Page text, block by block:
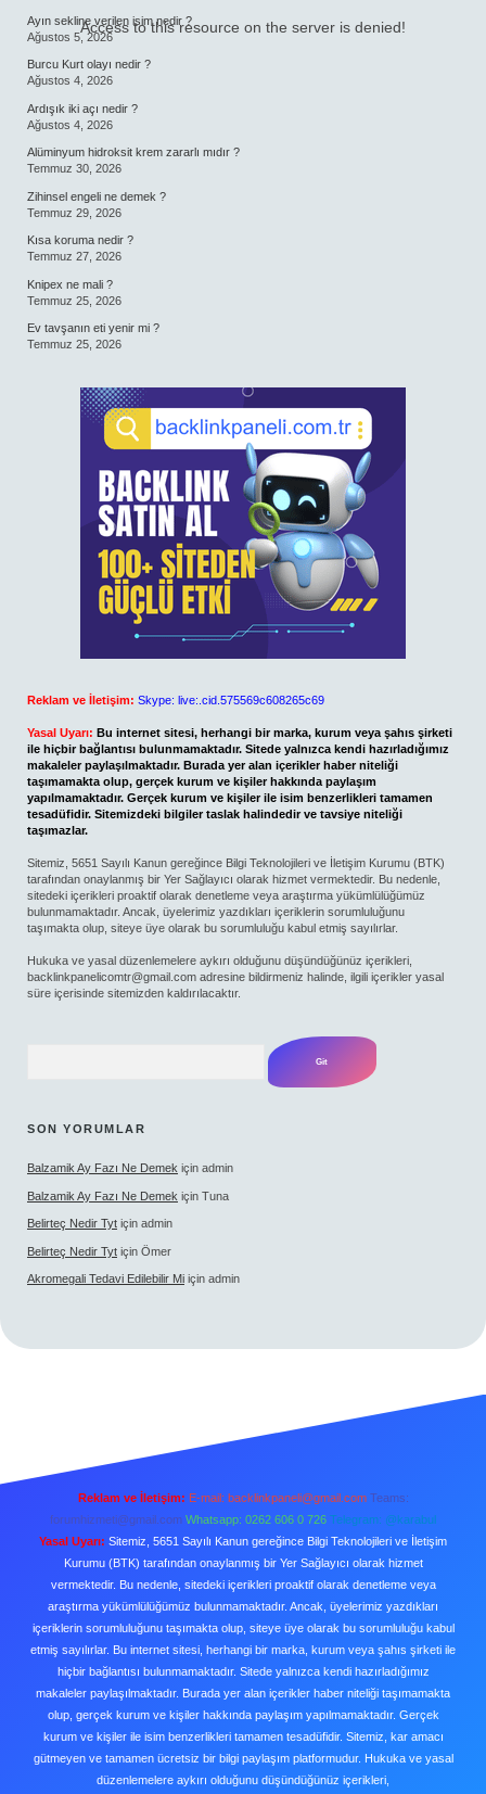
Ayın sekline verilen isim nedir ?
Ağustos 5, 2026
Burcu Kurt olayı nedir ?
Ağustos 4, 2026
Ardışık iki açı nedir ?
Ağustos 4, 2026
Alüminyum hidroksit krem zararlı mıdır ?
Temmuz 30, 2026
Zihinsel engeli ne demek ?
Temmuz 29, 2026
Kısa koruma nedir ?
Temmuz 27, 2026
Knipex ne mali ?
Temmuz 25, 2026
Ev tavşanın eti yenir mi ?
Temmuz 25, 2026
Reklam ve İletişim: Skype: live:.cid.575569c608265c69
Yasal Uyarı: Bu internet sitesi, herhangi bir marka, kurum veya şahıs şirketi
ile hiçbir bağlantısı bulunmamaktadır. Sitede yalnızca kendi hazırladığımız
makaleler paylaşılmaktadır. Burada yer alan içerikler haber niteliği
taşımamakta olup, gerçek kurum ve kişiler hakkında paylaşım
yapılmamaktadır. Gerçek kurum ve kişiler ile isim benzerlikleri tamamen
tesadüfidir. Sitemizdeki bilgiler taslak halindedir ve tavsiye niteliği
taşımazlar.
Sitemiz, 5651 Sayılı Kanun gereğince Bilgi Teknolojileri ve İletişim Kurumu (BTK)
tarafından onaylanmış bir Yer Sağlayıcı olarak hizmet vermektedir. Bu nedenle,
sitedeki içerikleri proaktif olarak denetleme veya araştırma yükümlülüğümüz
bulunmamaktadır. Ancak, üyelerimiz yazdıkları içeriklerin sorumluluğunu
taşımakta olup, siteye üye olarak bu sorumluluğu kabul etmiş sayılırlar.
Hukuka ve yasal düzenlemelere aykırı olduğunu düşündüğünüz içerikleri,
backlinkpanelicomtr@gmail.com adresine bildirmeniz halinde, ilgili içerikler yasal
süre içerisinde sitemizden kaldırılacaktır.
SON YORUMLAR
Balzamik Ay Fazı Ne Demek için admin
Balzamik Ay Fazı Ne Demek için Tuna
Belirteç Nedir Tyt için admin
Belirteç Nedir Tyt için Ömer
Akromegali Tedavi Edilebilir Mi için admin
Access to this resource on the server is denied!
Reklam ve İletişim: E-mail: backlinkpaneli@gmail.com Teams:
forumhizmeti@gmail.com Whatsapp: 0262 606 0 726 Telegram: @karabul
Yasal Uyarı: Sitemiz, 5651 Sayılı Kanun gereğince Bilgi Teknolojileri ve İletişim
Kurumu (BTK) tarafından onaylanmış bir Yer Sağlayıcı olarak hizmet
vermektedir. Bu nedenle, sitedeki içerikleri proaktif olarak denetleme veya
araştırma yükümlülüğümüz bulunmamaktadır. Ancak, üyelerimiz yazdıkları
içeriklerin sorumluluğunu taşımakta olup, siteye üye olarak bu sorumluluğu kabul
etmiş sayılırlar. Bu internet sitesi, herhangi bir marka, kurum veya şahıs şirketi ile
hiçbir bağlantısı bulunmamaktadır. Sitede yalnızca kendi hazırladığımız
makaleler paylaşılmaktadır. Burada yer alan içerikler haber niteliği taşımamakta
olup, gerçek kurum ve kişiler hakkında paylaşım yapılmamaktadır. Gerçek
kurum ve kişiler ile isim benzerlikleri tamamen tesadüfidir. Sitemiz, kar amacı
gütmeyen ve tamamen ücretsiz bir bilgi paylaşım platformudur. Hukuka ve yasal
düzenlemelere aykırı olduğunu düşündüğünüz içerikleri,